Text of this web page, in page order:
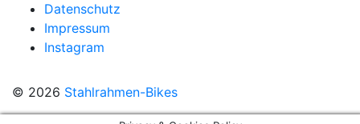
Datenschutz
Impressum
Instagram
© 2026 Stahlrahmen-Bikes